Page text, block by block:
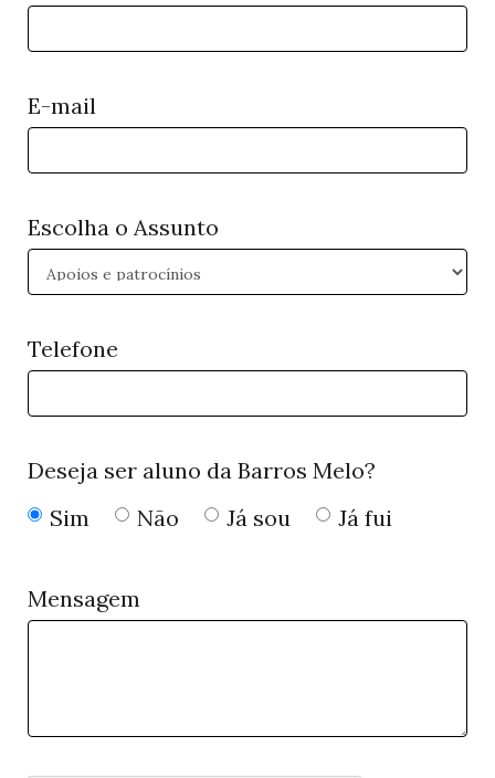
E-mail
Escolha o Assunto
Telefone
Deseja ser aluno da Barros Melo?
Sim
Não Já sou Já fui
Mensagem